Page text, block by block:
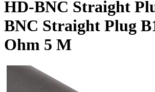
HD-BNC Straight
BNC Straight Plug
Ohm 5 M